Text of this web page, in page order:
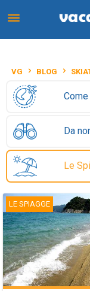
VG BLOG
Da
Le
LE SPIAGGE